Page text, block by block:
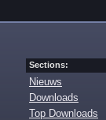
Sections:
Nieuws
Downloads
Top Downloads